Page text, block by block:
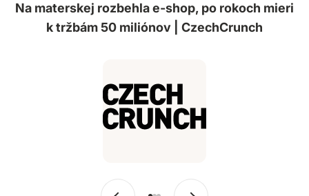
Na materskej rozbehla e-shop, po rokoch mieri
k tržbám 50 miliónov | CzechCrunch
Predchádzajúce Ďalšie